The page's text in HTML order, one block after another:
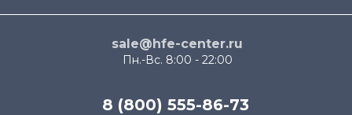
sale@hfe-center.ru
Пн.-Вс. 8:00 - 22:00
8 (800) 555-86-73